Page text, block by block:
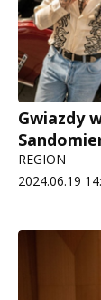
Gwiazdy
REGION
2024.06.19